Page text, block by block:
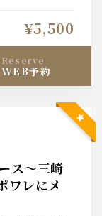
¥5,500
reserve
WEB予約
ス～三崎
ワレにメ